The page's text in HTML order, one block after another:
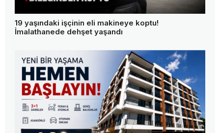
19 yaşındaki işçinin eli makineye koptu!
İmalathanede dehşet yaşandı